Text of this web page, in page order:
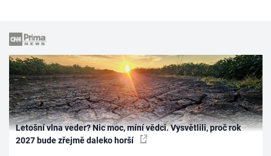
Letošní vlna veder? Nic moc, míní vědci. Vysvětlili, proč rok
2027 bude zřejmě daleko horší